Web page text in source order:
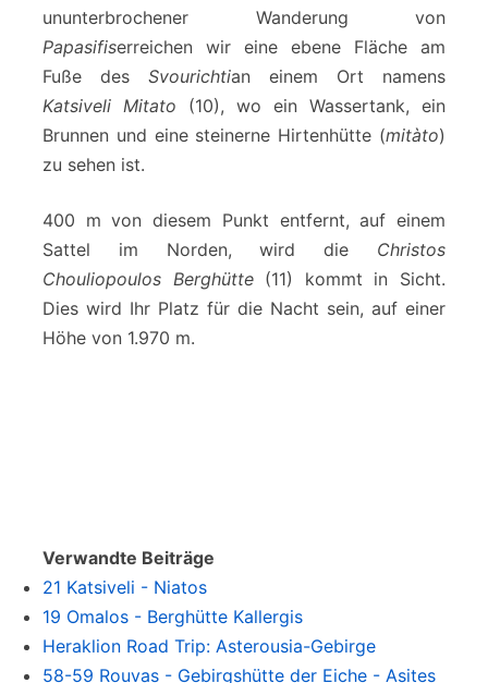
ununterbrochener Wanderung von
Papasifiserreichen wir eine ebene Fläche am
Fuße des Svourichtian einem Ort namens
Katsiveli Mitato (10), wo ein Wassertank, ein
Brunnen und eine steinerne Hirtenhütte (mitàto)
zu sehen ist.
400 m von diesem Punkt entfernt, auf einem
Sattel im Norden, wird die Christos
Chouliopoulos Berghütte(11) kommt in Sicht.
Dies wird Ihr Platz für die Nacht sein, auf einer
Höhe von 1.970 m.
Verwandte Beiträge
21 Katsiveli - Niatos
19 Omalos - Berghütte Kallergis
Heraklion Road Trip: Asterousia-Gebirge
58-59 Rouvas - Gebirgshütte der Eiche - Asites